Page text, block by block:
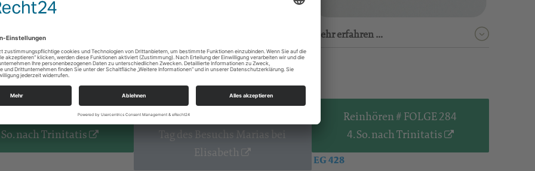
mehr erfahren …
mehr erfahren …
# FOLGE 286
So. nach Trinitatis
Reinhören # FOLGE 285
Tag des Besuchs Marias bei
Elisabeth
Reinhören # FOLGE 284
4. So. nach Trinitatis
EG 428